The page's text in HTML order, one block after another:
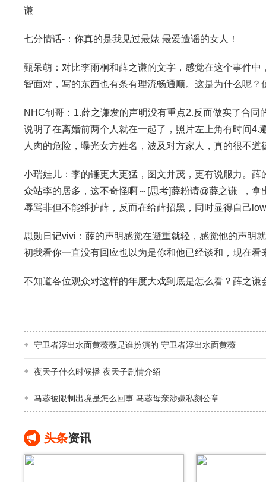
谦
七分情话-：你真的是我见过最婊 最爱造谣的女人！
甄呆萌：对比李雨桐和薛之谦的文字，感觉在这个事件
智面对，写的东西也有条有理流畅通顺。这是为什么呢
NHC钊哥：1.薛之谦发的声明没有重点2.反而做实了合
说明了在离婚前两个人就在一起了，照片左上角有时间
人肉的危险，曝光女方姓名，波及对方家人，真的很不道
小瑞娃儿：李的锤更大更猛，图文并茂，更有说服力。
众站李的居多，这不奇怪啊～[思考]薛粉请@薛之谦 ，
辱骂非但不能维护薛，反而在给薛招黑，同时显得自己
思勋日记vivi：薛的声明感觉在避重就轻，感觉他的声明
初我看你一直没有回应也以为是你和他已经谈和，现在看
不知道各位观众对这样的年度大戏到底是怎么看？薛之谦
守卫者浮出水面黄薇薇是谁扮演的 守卫者浮出水面黄薇
夜天子什么时候播 夜天子剧情介绍
马蓉被限制出境是怎么回事 马蓉母亲涉嫌私刻公章
头条资讯